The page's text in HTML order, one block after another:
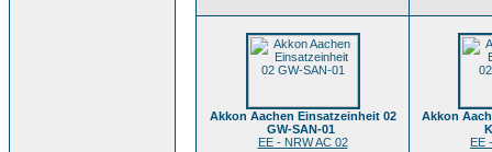
Akkon Aachen Einsatzeinheit 02
GW-SAN-01
EE - NRW AC 02
Akkon
EE